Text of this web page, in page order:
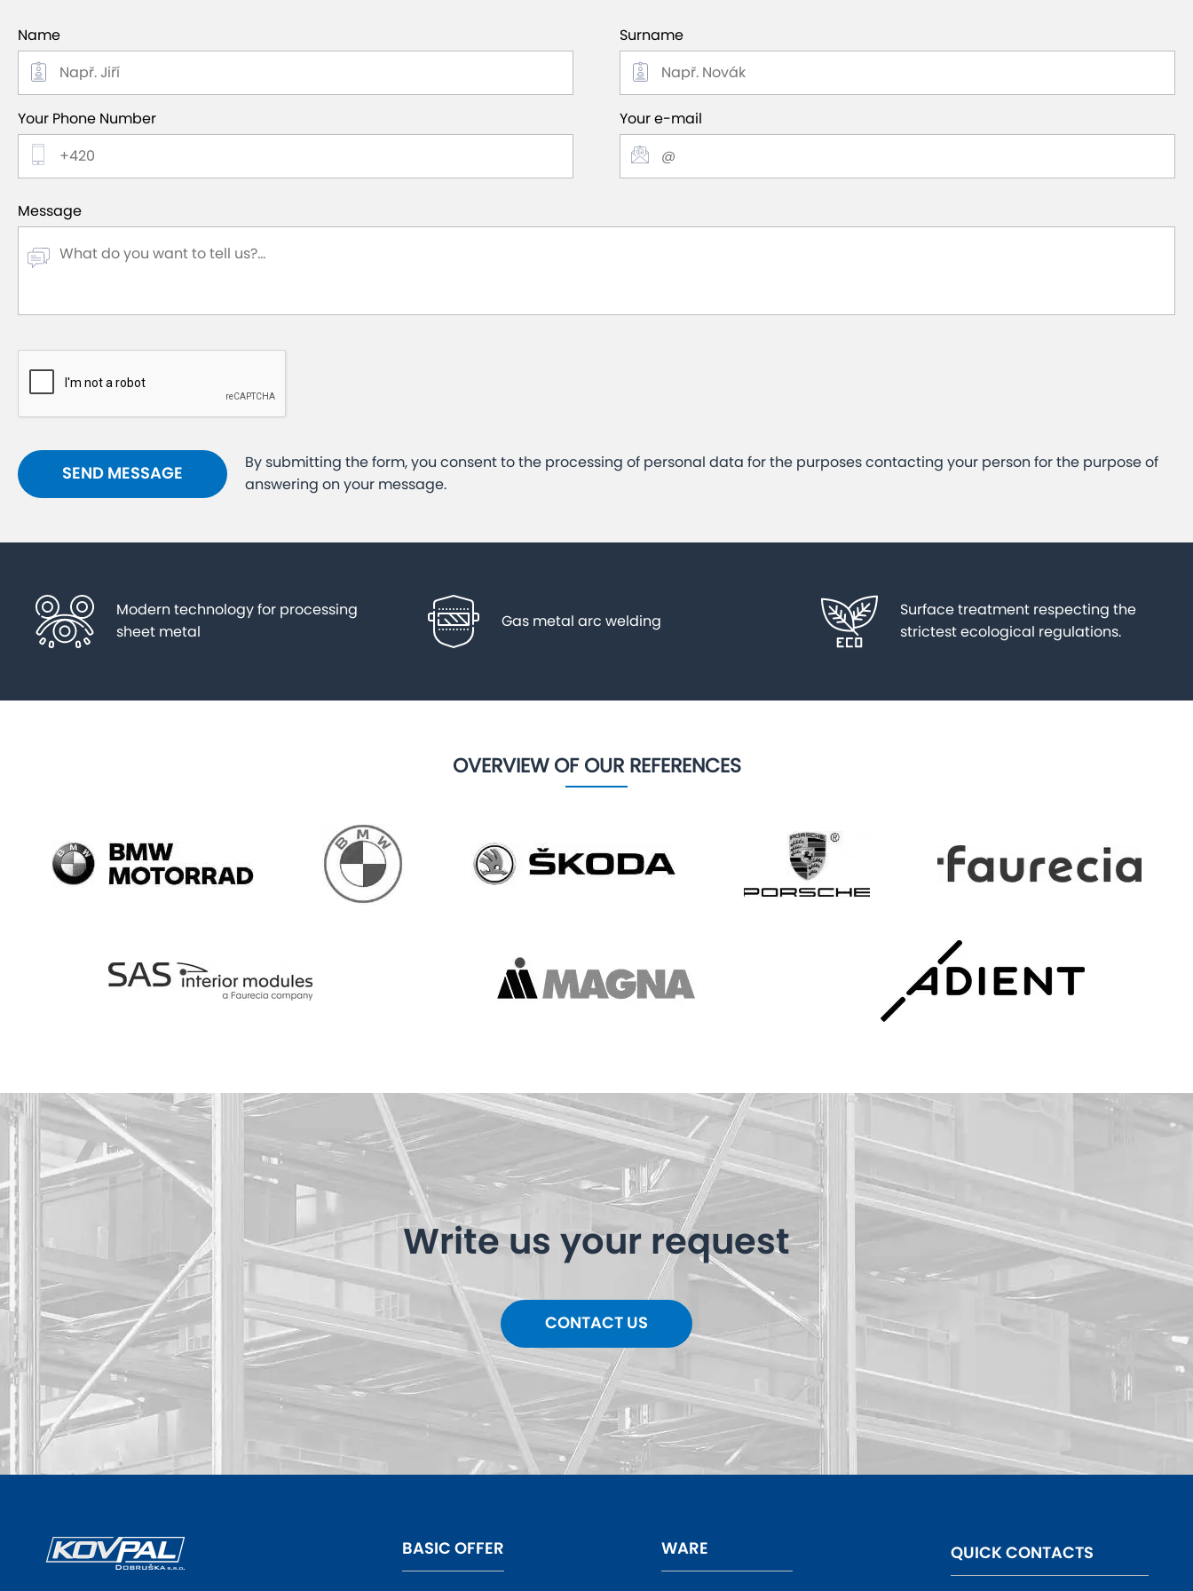
Name Surname
Your Phone Number Your e-mail
Message
By submitting the form, you consent to the processing of personal data for the purposes contacting your person for the purpose of
answering on your message.
Modern technology for processing
sheet metal
Gas metal arc welding
Surface treatment respecting the
strictest ecological regulations.
OVERVIEW OF OUR REFERENCES
Write us your request
CONTACT US
BASIC OFFER WARE QUICK CONTACTS